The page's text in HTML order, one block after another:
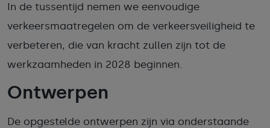
In de tussentijd nemen we eenvoudige
verkeersmaatregelen om de verkeersveiligheid te
verbeteren, die van kracht zullen zijn tot de
werkzaamheden in 2028 beginnen.
Ontwerpen
De opgestelde ontwerpen zijn via onderstaande